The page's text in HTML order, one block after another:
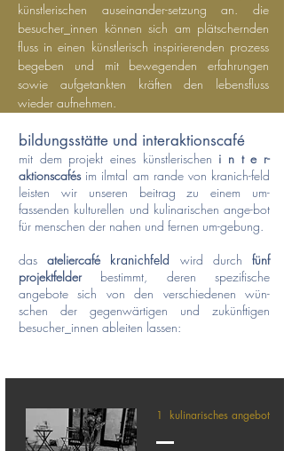
künstlerischen auseinander-setzung an. die
besucher_innen können sich am plätschernden
fluss in einen künstlerisch inspirierenden prozess
begeben und mit bewegenden erfahrungen
sowie aufgetankten kräften den lebensfluss
wieder aufnehmen.
bildungsstätte und interaktionscafé
mit dem projekt eines künstlerischen i n t e r-
aktionscafésim ilmtal am rande von kranich-feld
leisten wir unseren beitrag zu einem um-
fassenden kulturellen und kulinarischen ange-bot
für menschen der nahen und fernen um-gebung.
dasateliercafé kranichfeld wird durchfünf
projektfelderbestimmt, deren spezifische
angebote sich von den verschiedenen wün-
schen der gegenwärtigen und zukünftigen
besucher_innen ableiten lassen:
1 kulinarisches angebot